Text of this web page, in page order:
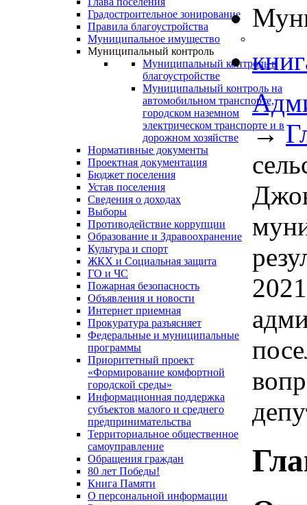
Градостроительное зонирование
Правила благоустройства
Муниципальное имущество
Муниципальный контроль
Муниципальный контроль в
благоустройстве
Муниципальный контроль на
автомобильном транспорте,
городском наземном
электрическом транспорте и в
дорожном хозяйстве
Нормативные документы
Проектная документация
Бюджет поселения
Устав поселения
Сведения о доходах
Выборы
Противодействие коррупции
Образование и Здравоохранение
Культура и спорт
ЖКХ и Социальная защита
ГО и ЧС
Пожарная безопасность
Объявления и новости
Интернет приемная
Прокуратура разъясняет
Федеральные и муниципальные
программы
Приоритетный проект
«Формирование комфортной
городской среды»
Информационная поддержка
субъектов малого и среднего
предпринимательства
Территориальное общественное
самоуправление
Обращения граждан
80 лет Победы!
Книга Памяти
О персональной информации
→